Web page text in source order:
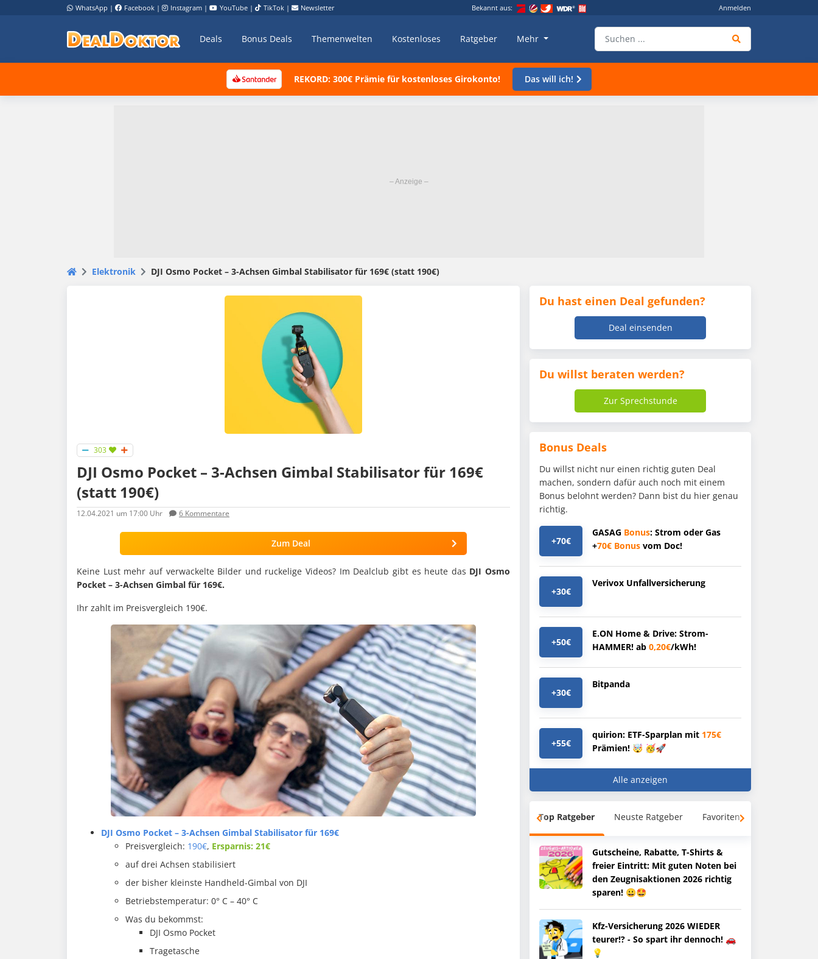
WhatsApp | Facebook | Instagram | YouTube | TikTok | Newsletter Bekannt aus: Anmelden
Deals Bonus Deals Themenwelten Kostenloses Ratgeber Mehr
REKORD: 300€ Prämie für kostenloses Girokonto! Das will ich!
Elektronik DJI Osmo Pocket – 3-Achsen Gimbal Stabilisator für 169€ (statt 190€)
303
DJI Osmo Pocket – 3-Achsen Gimbal Stabilisator für 169€
(statt 190€)
12.04.2021 um 17:00 Uhr 6 Kommentare
Zum Deal
Keine Lust mehr auf verwackelte Bilder und ruckelige Videos? Im Dealclub gibt es heute das DJI Osmo
Pocket – 3-Achsen Gimbal für 169€.
Ihr zahlt im Preisvergleich 190€.
DJI Osmo Pocket – 3-Achsen Gimbal Stabilisator für 169€
Preisvergleich: 190€, Ersparnis: 21€
auf drei Achsen stabilisiert
der bisher kleinste Handheld-Gimbal von DJI
Betriebstemperatur: 0° C – 40° C
Was du bekommst:
DJI Osmo Pocket
Tragetasche
Du hast einen Deal gefunden?
Deal einsenden
Du willst beraten werden?
Zur Sprechstunde
Bonus Deals
Du willst nicht nur einen richtig guten Deal
machen, sondern dafür auch noch mit einem
Bonus belohnt werden? Dann bist du hier genau
richtig.
+70€
GASAG Bonus: Strom oder Gas
+70€ Bonus vom Doc!
+30€
Verivox Unfallversicherung
+50€
E.ON Home & Drive: Strom-
HAMMER! ab 0,20€/kWh!
+30€
Bitpanda
+55€
quirion: ETF-Sparplan mit 175€
Prämien! 🤯 🥳🚀
Alle anzeigen
Top Ratgeber Neuste Ratgeber Favoriten
Gutscheine, Rabatte, T-Shirts &
freier Eintritt: Mit guten Noten bei
den Zeugnisaktionen 2026 richtig
sparen! 😀🤩
Kfz-Versicherung 2026 WIEDER
teurer!? - So spart ihr dennoch! 🚗
💡